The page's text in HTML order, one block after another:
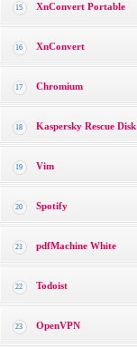
15 XnConvert Portable
16 XnConvert
17 Chromium
18 Kaspersky Rescue Disk
19 Vim
20 Spotify
21 pdfMachine White
22 Todoist
23 OpenVPN